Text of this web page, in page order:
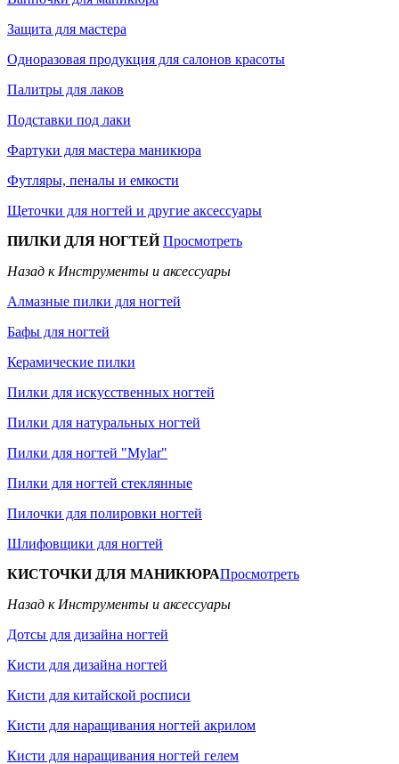
Защита для мастера
Одноразовая продукция для салонов красоты
Палитры для лаков
Подставки под лаки
Фартуки для мастера маникюра
Футляры, пеналы и емкости
Щеточки для ногтей и другие аксессуары
ПИЛКИ ДЛЯ НОГТЕЙПросмотреть
Назад к Инструменты и аксессуары
Алмазные пилки для ногтей
Бафы для ногтей
Керамические пилки
Пилки для искусственных ногтей
Пилки для натуральных ногтей
Пилки для ногтей "Mylar"
Пилки для ногтей стеклянные
Пилочки для полировки ногтей
Шлифовщики для ногтей
КИСТОЧКИ ДЛЯ МАНИКЮРАПросмотреть
Назад к Инструменты и аксессуары
Дотсы для дизайна ногтей
Кисти для дизайна ногтей
Кисти для китайской росписи
Кисти для наращивания ногтей акрилом
Кисти для наращивания ногтей гелем